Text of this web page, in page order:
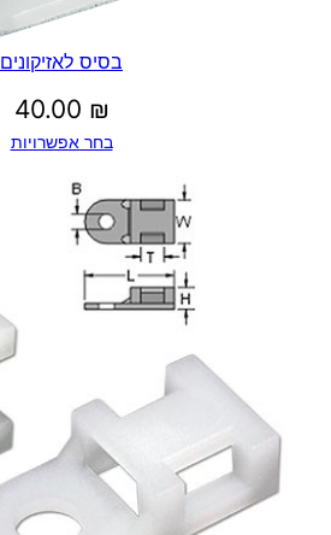
בסיס לאזיקונים
40.00 ₪
בחר אפשרויות